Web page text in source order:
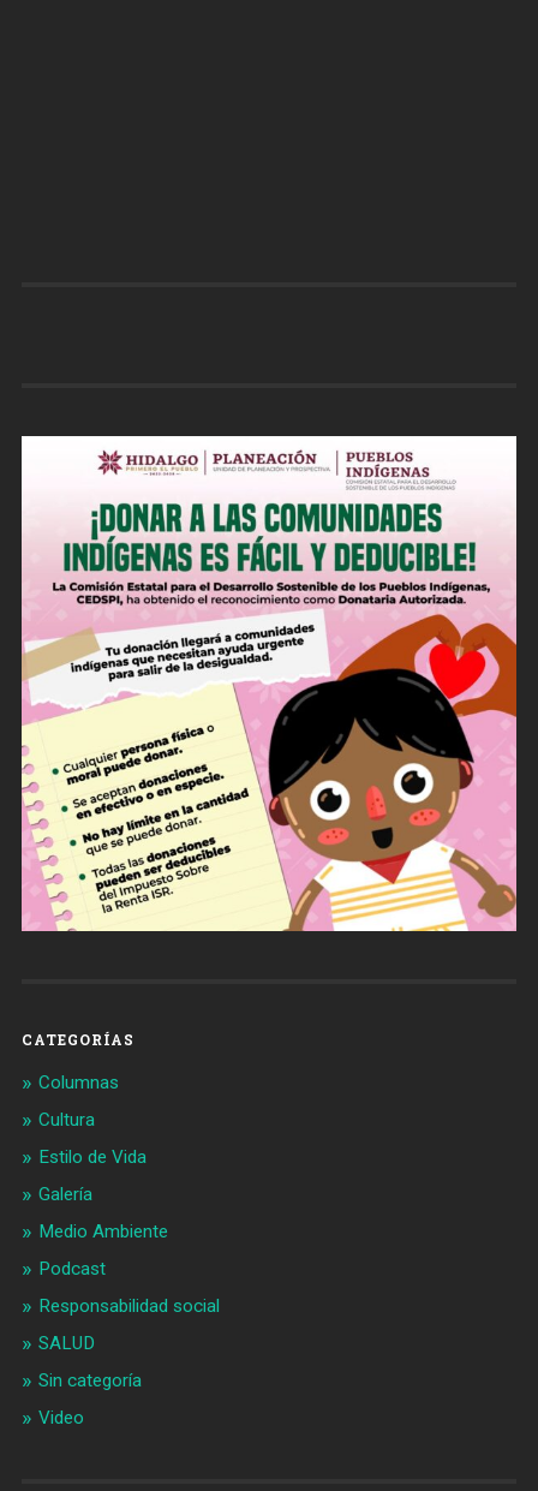
CATEGORÍAS
Columnas
Cultura
Estilo de Vida
Galería
Medio Ambiente
Podcast
Responsabilidad social
SALUD
Sin categoría
Video